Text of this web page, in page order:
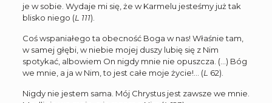
je w sobie. Wydaje mi się, że w Karmelu jesteśmy już tak
blisko niego (L 111).
Coś wspaniałego ta obecność Boga w nas! Właśnie tam,
w samej głębi, w niebie mojej duszy lubię się z Nim
spotykać, albowiem On nigdy mnie nie opuszcza. (…) Bóg
we mnie, a ja w Nim, to jest całe moje życie!… (L 62).
Nigdy nie jestem sama. Mój Chrystus jest zawsze we mnie.